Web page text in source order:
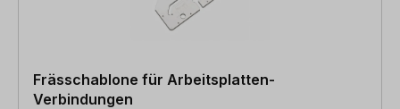
Frässchablone für Arbeitsplatten-
Verbindungen